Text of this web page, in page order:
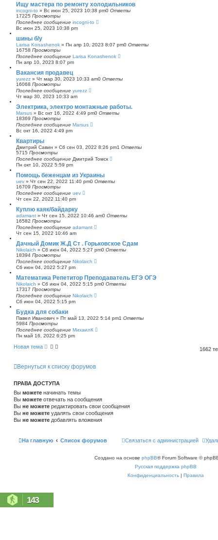
Ищу мастера по ремонту холодильников
incogni-to » Вс июн 25, 2023 10:38 pm0 Ответы
17225 Просмотры
Последнее сообщение incogni-to
Вс июн 25, 2023 10:38 pm
шины б/у
Larisa Konashenok » Пн апр 10, 2023 8:07 pm0 Ответы
16758 Просмотры
Последнее сообщение Larisa Konashenok
Пн апр 10, 2023 8:07 pm
Вакансия продавец
yurezz » Чт мар 30, 2023 10:33 am0 Ответы
16068 Просмотры
Последнее сообщение yurezz
Чт мар 30, 2023 10:33 am
Электрика, электро монтажные работы.
Marsus » Вс окт 16, 2022 4:49 pm0 Ответы
18369 Просмотры
Последнее сообщение Marsus
Вс окт 16, 2022 4:49 pm
Квартиры
Дмитрий Савин » Сб сен 03, 2022 8:26 pm1 Ответы
5715 Просмотры
Последнее сообщение Дмитрий Томск
Пн окт 10, 2022 5:59 pm
Помощь беженцам из Украины
uev » Чт сен 22, 2022 11:40 pm0 Ответы
16709 Просмотры
Последнее сообщение uev
Чт сен 22, 2022 11:40 pm
Куплю каяк/байдарку
adamant » Чт сен 15, 2022 10:46 am0 Ответы
16582 Просмотры
Последнее сообщение adamant
Чт сен 15, 2022 10:46 am
Дачный Домик Ж.Д Ст . Горьковское Сдам
Nikolaich » Сб июн 04, 2022 5:27 pm0 Ответы
18394 Просмотры
Последнее сообщение Nikolaich
Сб июн 04, 2022 5:27 pm
Математика Репетитор Преподаватель ЕГЭ ОГЭ
Nikolaich » Сб июн 04, 2022 5:15 pm0 Ответы
17317 Просмотры
Последнее сообщение Nikolaich
Сб июн 04, 2022 5:15 pm
Будка для собаки
Павел Иванович » Пт май 13, 2022 5:14 pm1 Ответы
5984 Просмотры
Последнее сообщение МихаилК
Пн май 16, 2022 6:25 pm
Новая тема 1662
Вернуться к списку форумов
ПРАВА ДОСТУПА
Вы можете начинать темы
Вы можете отвечать на сообщения
Вы не можете редактировать свои сообщения
Вы не можете удалять свои сообщения
Вы не можете добавлять вложения
На главную Список форумов Связаться с администрацией
Создано на основе phpBB® Forum Software ©
Русская поддержка phpBB
Конфиденциальность | Правила
143